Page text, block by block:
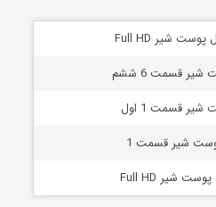
قسمت 6 ششم
قسمت 1 اول
شیر قسمت 1